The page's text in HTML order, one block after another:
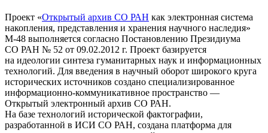
Проект «Открытый архив СО РАН как электронная система
накопления, представления и хранения научного наследия»
М-48 выполняется согласно Постановлению Президиума
СО РАН № 52 от 09.02.2012 г. Проект базируется
на идеологии синтеза гуманитарных наук и информационных
технологий. Для введения в научный оборот широкого круга
исторических источников создано специализированное
информационно-коммуникативное пространство —
Открытый электронный архив СО РАН.
На базе технологий исторической фактографии,
разработанной в ИСИ СО РАН, создана платформа для